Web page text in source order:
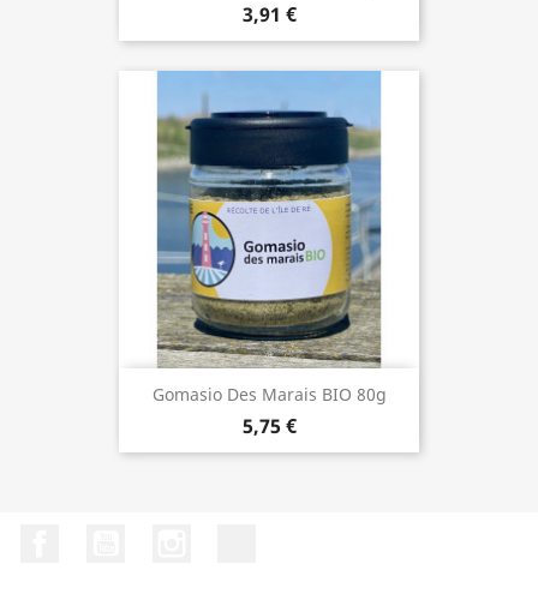
3,91 €
Gomasio Des Marais BIO 80g
5,75 €